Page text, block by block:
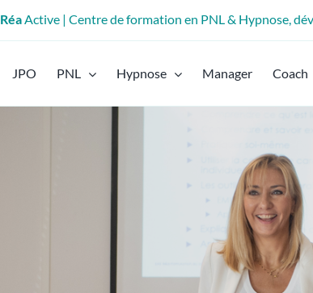
RéaActive | Centre de formation en PNL & Hypnose,
JPO PNL Hypnose Manager Coach